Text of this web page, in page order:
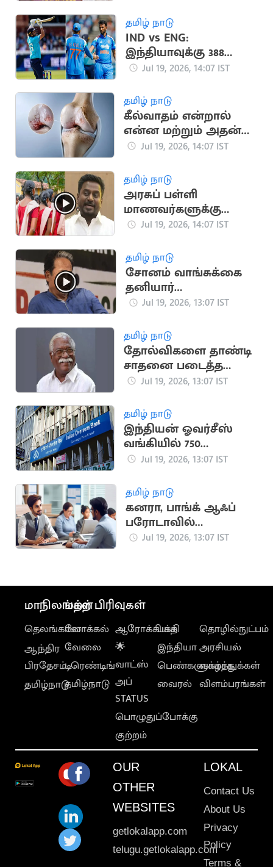
உத்தரவு
தமிழ் நாடு
IND vs ENG:
இந்தியாவுக்கு 388
ரன்கள் இலக்கை
இங்கிலாந்து
Jul 19, 2026, 14:07 IST
தமிழ் நாடு
கீல்வாதம் என்றால்
என்ன மற்றும் அதன்
முக்கிய அறிகுறிகள்
Jul 19, 2026, 14:07 IST
தமிழ் நாடு
அரசுப் பள்ளி
மாணவர்களுக்கு
புதிய சீருடை -
ராஜ்மோகன்
Jul 19, 2026, 14:07 IST
தமிழ் நாடு
சோனம் வாங்சுக்கை
தனியார்
மருத்துவமனைக்கு
உயர்நீதிமன்றம் மறுப்பு
Jul 19, 2026, 13:07 IST
தமிழ் நாடு
தோல்விகளை தாண்டி
சாதனை படைத்த
மூத்த தலைவர்
Jul 19, 2026, 13:07 IST
தமிழ் நாடு
இந்தியன் ஓவர்சீஸ்
வங்கியில் 750
அப்ரண்டீஸ்
Jul 19, 2026, 13:07 IST
தமிழ் நாடு
கனரா, பாங்க் ஆஃப்
பரோடாவில்
வேலைவாய்ப்பு: டிகிரி
Jul 19, 2026, 13:07 IST
மாநிலங்கள்
தெலங்கானா
ஆந்திர
பிரதேசம்
தமிழ்நாடு
மற்ற பிரிவுகள்
லோக்கல்
வேலை
டிரெண்டிங்
தமிழ்நாடு
ஆரோக்கியம்
🌟
வாட்ஸ்
அப்
STATUS
பொழுதுப்போக்கு
குற்றம்
பக்தி
இந்தியா
பெண்களுக்காக
வைரல்
தொழில்நுட்பம்
அரசியல்
வாழ்த்துக்கள்
விளம்பரங்கள்
OUR
OTHER
WEBSITES
getlokalapp.com
telugu.getlokalapp.com
LOKAL
Contact Us
About Us
Privacy
Policy
Terms &